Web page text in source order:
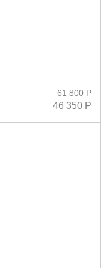
61 800 Р
46 350 Р